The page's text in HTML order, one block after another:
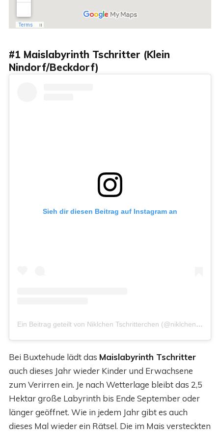
#1 Maislabyrinth Tschritter (Klein
Nindorf/Beckdorf)
Sieh dir diesen Beitrag auf Instagram an
Ein Beitrag geteilt von Niklchen Tschritterchen (@niklchen_tschritterchen)
Bei Buxtehude lädt das Maislabyrinth Tschritter
auch dieses Jahr wieder Kinder und Erwachsene
zum Verirren ein. Je nach Wetterlage bleibt das 2,5
Hektar große Labyrinth bis Ende September oder
länger geöffnet. Wie in jedem Jahr gibt es auch
dieses Mal wieder ein Rätsel. Die im Mais versteckten